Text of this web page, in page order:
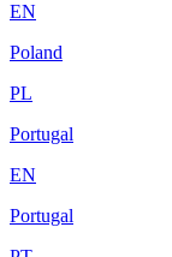
EN
Poland
PL
Portugal
EN
Portugal